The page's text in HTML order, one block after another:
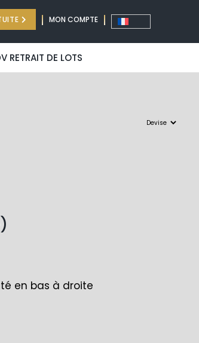
MON COMPTE
RETRAIT DE LOTS
en bas à droite